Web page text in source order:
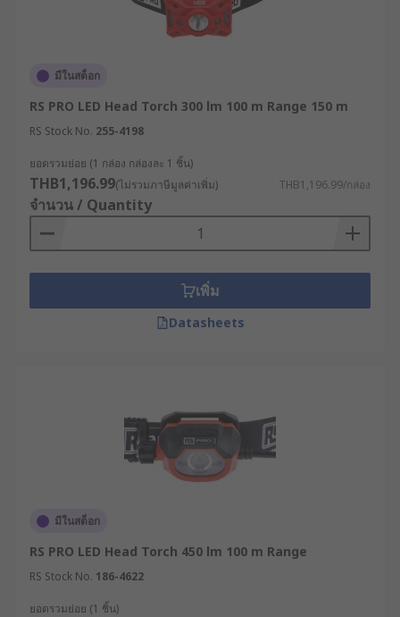
ไฟฉายและไฟตรวจสอบชิ้นงานคุณภาพสูง
พร้อมบริการจัดส่งทั่วประเทศไทย
ปรึกษาผู้เชี่ยวชาญของเราเพื่อขอรับคำแนะนำในการ
เลือกซื้อสินค้าให้เหมาะสมกับการใช้งานของคุณได้เลย
มีในสต็อก
RS PRO LED Head Torch 300 lm 100 m Range 150 m
RS Stock No. 255-4198
ยอดรวมย่อย (1 กล่อง กล่องละ 1 ชิ้น)
THB1,196.99(ไม่รวมภาษีมูลค่าเพิ่ม) THB1,196.99/กล่อง
จำนวน / Quantity
เพิ่ม
Datasheets
มีในสต็อก
RS PRO LED Head Torch 450 lm 100 m Range
RS Stock No. 186-4622
ยอดรวมย่อย (1 ชิ้น)